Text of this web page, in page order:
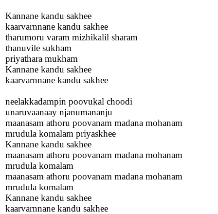
Kannane kandu sakhee
kaarvarnnane kandu sakhee
tharumoru varam mizhikalil sharam
thanuvile sukham
priyathara mukham
Kannane kandu sakhee
kaarvarnnane kandu sakhee
neelakkadampin poovukal choodi
unaruvaanaay njanumananju
maanasam athoru poovanam madana mohanam
mrudula komalam priyaskhee
Kannane kandu sakhee
maanasam athoru poovanam madana mohanam
mrudula komalam
maanasam athoru poovanam madana mohanam
mrudula komalam
Kannane kandu sakhee
kaarvarnnane kandu sakhee